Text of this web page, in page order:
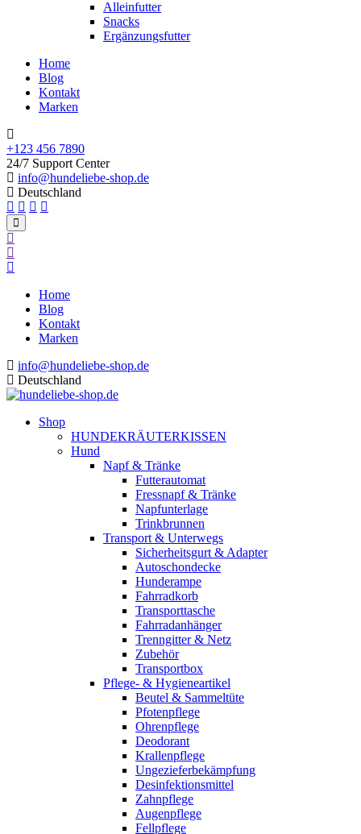
Alleinfutter
Snacks
Ergänzungsfutter
Home
Blog
Kontakt
Marken
+123 456 7890
24/7 Support Center
info@hundeliebe-shop.de
Deutschland
Home
Blog
Kontakt
Marken
info@hundeliebe-shop.de
Deutschland
Shop
HUNDEKRÄUTERKISSEN
Hund
Napf & Tränke
Futterautomat
Fressnapf & Tränke
Napfunterlage
Trinkbrunnen
Transport & Unterwegs
Sicherheitsgurt & Adapter
Autoschondecke
Hunderampe
Fahrradkorb
Transporttasche
Fahrradanhänger
Trenngitter & Netz
Zubehör
Transportbox
Pflege- & Hygieneartikel
Beutel & Sammeltüte
Pfotenpflege
Ohrenpflege
Deodorant
Krallenpflege
Ungezieferbekämpfung
Desinfektionsmittel
Zahnpflege
Augenpflege
Fellpflege